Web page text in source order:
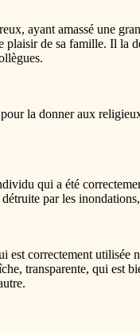
ayant amassé une
de sa famille. Il la
la donner aux
qui a été
par les
est correctement utilisée
transparente, qui est